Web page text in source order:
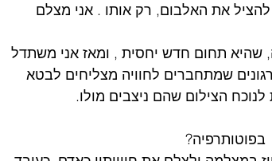
את האלבום, רק אותו . אני מצלם
שהיא תחום חדש יחסית , ומאז אני משתדל
שמתחברים לחוויה מצליחים לבטא
הצילום שהם ניצבים מולו.
בפוטותרפיה?